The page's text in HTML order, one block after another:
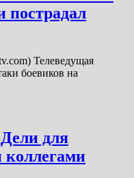
пострадал
Телеведущая
боевиков на
для
коллегами